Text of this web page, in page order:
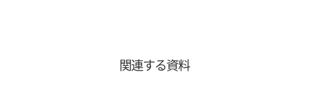
関連する資料